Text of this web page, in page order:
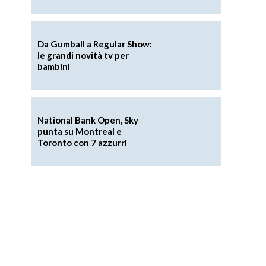
Da Gumball a Regular Show:
le grandi novità tv per
bambini
National Bank Open, Sky
punta su Montreal e
Toronto con 7 azzurri